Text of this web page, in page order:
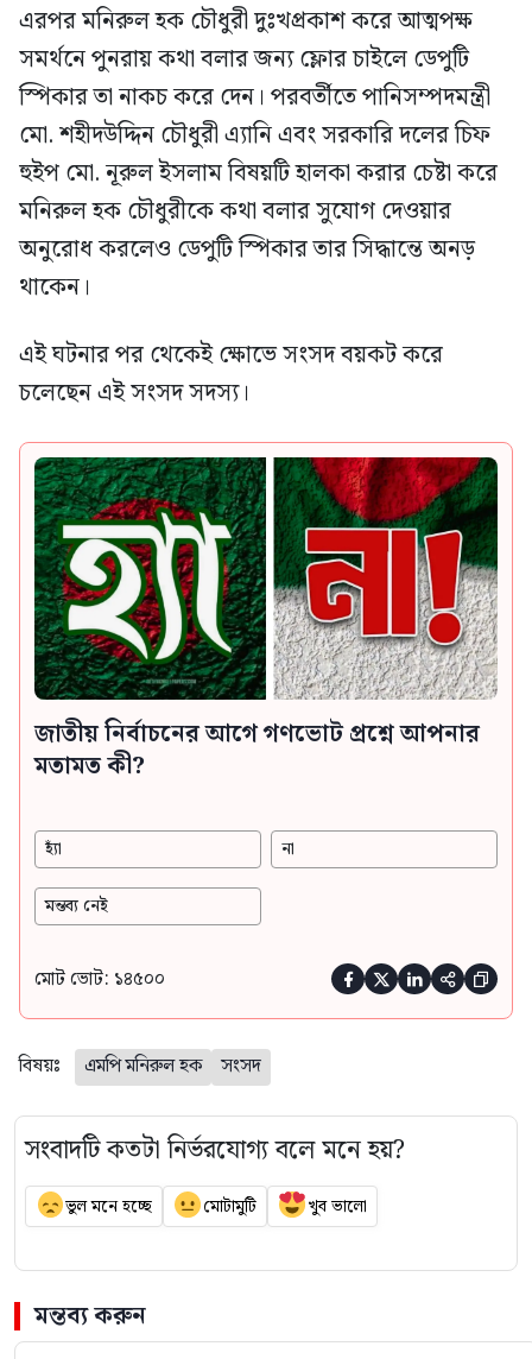
এরপর মনিরুল হক চৌধুরী দুঃখপ্রকাশ করে আত্মপক্ষ
সমর্থনে পুনরায় কথা বলার জন্য ফ্লোর চাইলে ডেপুটি
স্পিকার তা নাকচ করে দেন। পরবর্তীতে পানিসম্পদমন্ত্রী
মো. শহীদউদ্দিন চৌধুরী এ্যানি এবং সরকারি দলের চিফ
হুইপ মো. নূরুল ইসলাম বিষয়টি হালকা করার চেষ্টা করে
মনিরুল হক চৌধুরীকে কথা বলার সুযোগ দেওয়ার
অনুরোধ করলেও ডেপুটি স্পিকার তার সিদ্ধান্তে অনড়
থাকেন।
এই ঘটনার পর থেকেই ক্ষোভে সংসদ বয়কট করে
চলেছেন এই সংসদ সদস্য।
জাতীয় নির্বাচনের আগে গণভোট প্রশ্নে আপনার
মতামত কী?
হ্যাঁ না
মন্তব্য নেই
মোট ভোট: ১৪৫০০     
বিষয়ঃ এমপি মনিরুল হক সংসদ
সংবাদটি কতটা নির্ভরযোগ্য বলে মনে হয়?
ভুল মনে হচ্ছে মোটামুটি খুব ভালো
মন্তব্য করুন